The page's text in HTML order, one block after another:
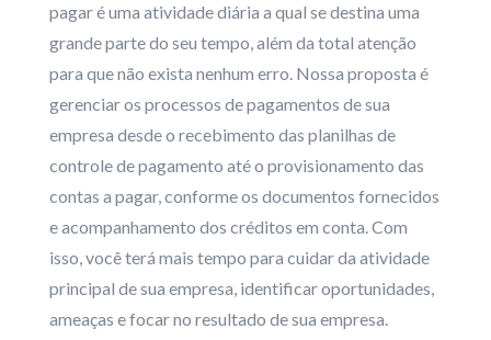
pagar é uma atividade diária a qual se destina uma
grande parte do seu tempo, além da total atenção
para que não exista nenhum erro. Nossa proposta é
gerenciar os processos de pagamentos de sua
empresa desde o recebimento das planilhas de
controle de pagamento até o provisionamento das
contas a pagar, conforme os documentos fornecidos
e acompanhamento dos créditos em conta. Com
isso, você terá mais tempo para cuidar da atividade
principal de sua empresa, identificar oportunidades,
ameaças e focar no resultado de sua empresa.